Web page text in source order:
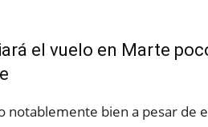
el vuelo en Marte
notablemente bien a pesar de